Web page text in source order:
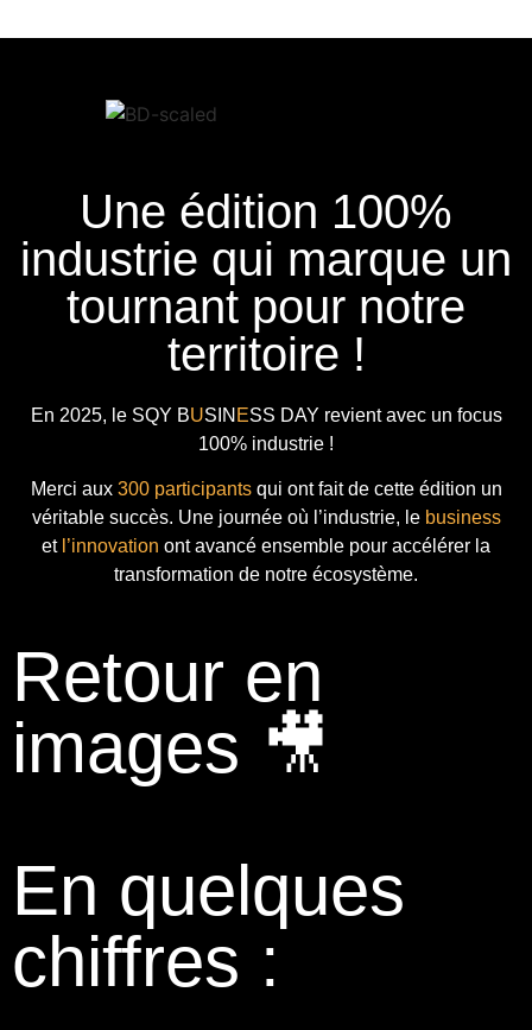
Une édition 100%
industrie qui marque un
tournant pour notre
territoire !
En 2025, le SQY BUSIN ESS DAY revient avec un focus
100% industrie !
Merci aux 300 participantsqui ont fait de cette édition un
véritable succès. Une journée où l’industrie, le business
et l’innovation ont avancé ensemble pour accélérer la
transformation de notre écosystème.
Retour en
images 🎥
En quelques
chiffres :